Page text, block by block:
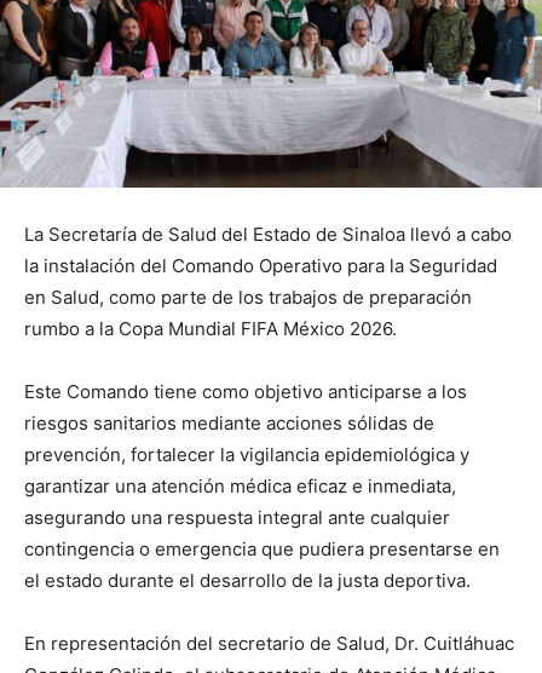
La Secretaría de Salud del Estado de Sinaloa llevó a cabo
la instalación del Comando Operativo para la Seguridad
en Salud, como parte de los trabajos de preparación
rumbo a la Copa Mundial FIFA México 2026.
Este Comando tiene como objetivo anticiparse a los
riesgos sanitarios mediante acciones sólidas de
prevención, fortalecer la vigilancia epidemiológica y
garantizar una atención médica eficaz e inmediata,
asegurando una respuesta integral ante cualquier
contingencia o emergencia que pudiera presentarse en
el estado durante el desarrollo de la justa deportiva.
En representación del secretario de Salud, Dr. Cuitláhuac